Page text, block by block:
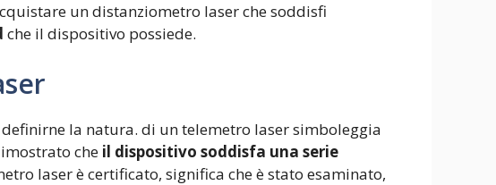
un distanziometro laser che soddisfi
che il dispositivo possiede.
la natura. di un telemetro laser simboleggia
che il dispositivo soddisfa una serie
laser è certificato, significa che è stato esaminato,